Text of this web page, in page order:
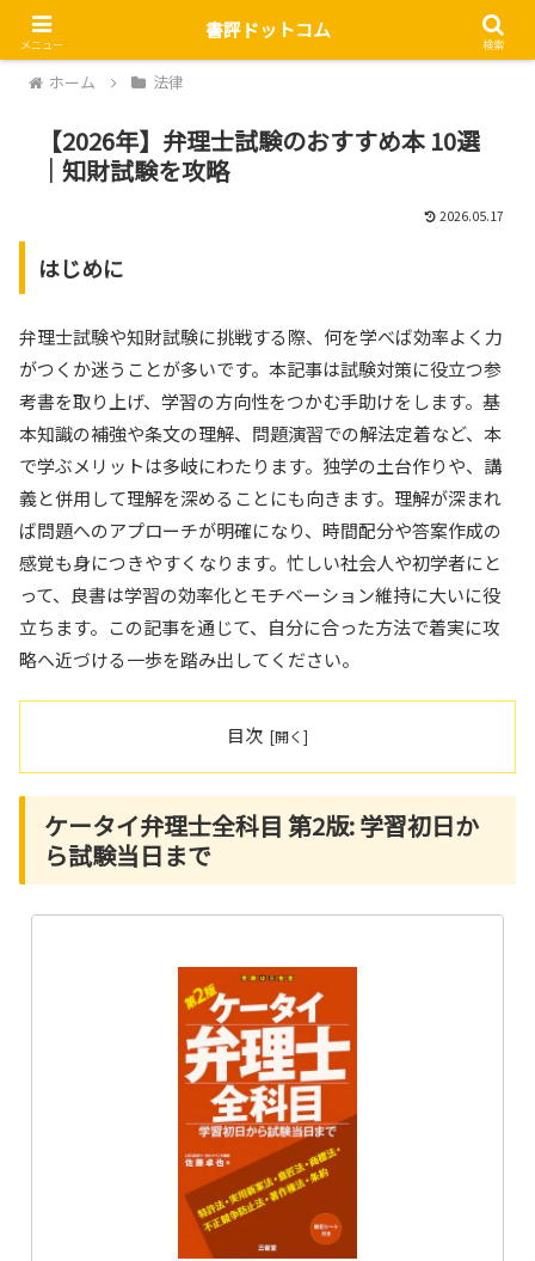
ホーム 法律
【2026年】弁理士試験のおすすめ本 10選
｜知財試験を攻略
2026.05.17
はじめに
弁理士試験や知財試験に挑戦する際、何を学べば効率よく力
がつくか迷うことが多いです。本記事は試験対策に役立つ参
考書を取り上げ、学習の方向性をつかむ手助けをします。基
本知識の補強や条文の理解、問題演習での解法定着など、本
で学ぶメリットは多岐にわたります。独学の土台作りや、講
義と併用して理解を深めることにも向きます。理解が深まれ
ば問題へのアプローチが明確になり、時間配分や答案作成の
感覚も身につきやすくなります。忙しい社会人や初学者にと
って、良書は学習の効率化とモチベーション維持に大いに役
立ちます。この記事を通じて、自分に合った方法で着実に攻
略へ近づける一歩を踏み出してください。
目次
ケータイ弁理士全科目 第2版: 学習初日か
ら試験当日まで
メニュー
書評ドットコム
検索